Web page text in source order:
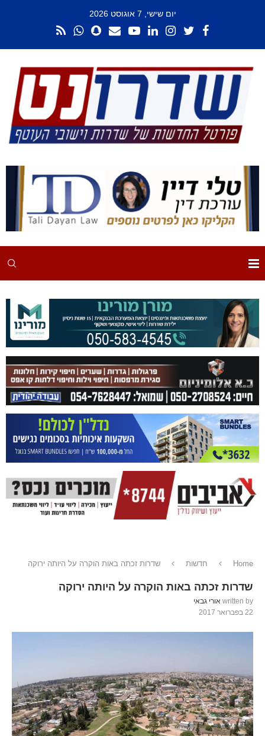
יום שישי, 7 אוגוסט 2026
Home חדשות שדרות זכתה באות הוקרה על היותה ירוקה
שדרות זכתה באות הוקרה על היותה ירוקה
written by אורי גבאי
22 בפברואר 2017